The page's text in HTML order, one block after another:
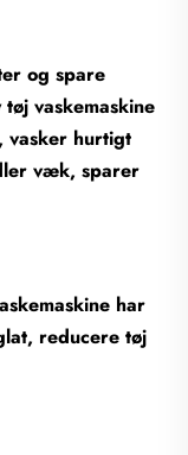
og spare
vaskemaskine
vasker hurtigt
væk, sparer
har
reducere tøj